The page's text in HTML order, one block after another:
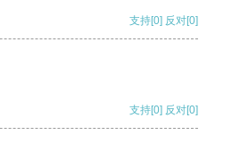
支持[0] 反对[0]
支持[0] 反对[0]